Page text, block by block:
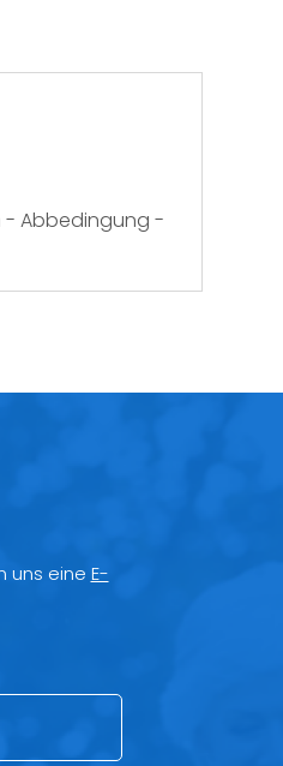
- Abbedingung -
uns eine E-